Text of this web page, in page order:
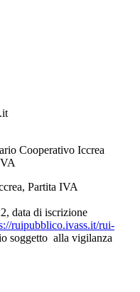
Cooperativo Iccrea
Partita IVA
data di iscrizione
ruipubblico.ivass.it/rui-
soggetto alla vigilanza